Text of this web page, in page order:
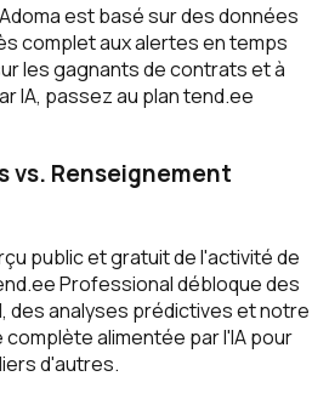
est basé sur des données
complet aux alertes en temps
les gagnants de contrats et à
IA, passez au plan tend.ee
vs. Renseignement
public et gratuit de l'activité de
Professional débloque des
des analyses prédictives et notre
alimentée par l'IA pour
d'autres.